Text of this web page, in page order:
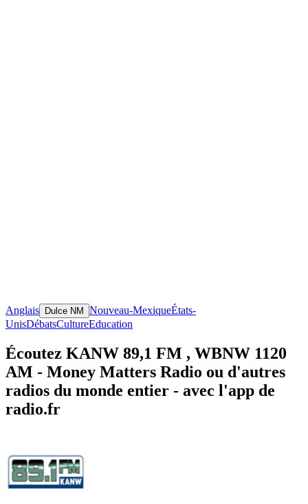
Anglais Dulce NM Nouveau-MexiqueÉtats-
UnisDébatsCultureEducation
Écoutez KANW 89,1 FM , WBNW 1120
AM - Money Matters Radio ou d'autres
radios du monde entier - avec l'app de
radio.fr